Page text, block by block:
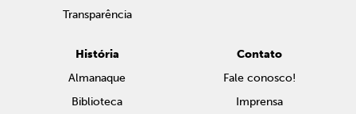
Transparência
História
Almanaque
Biblioteca
Contato
Fale conosco!
Imprensa